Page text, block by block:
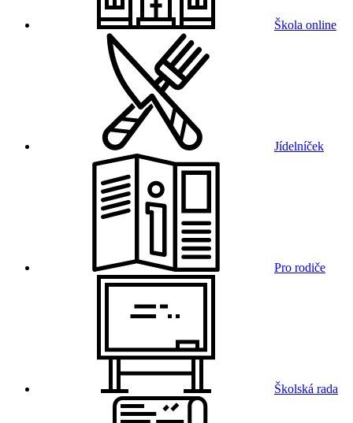
Škola online
Jídelníček
Pro rodiče
Školská rada